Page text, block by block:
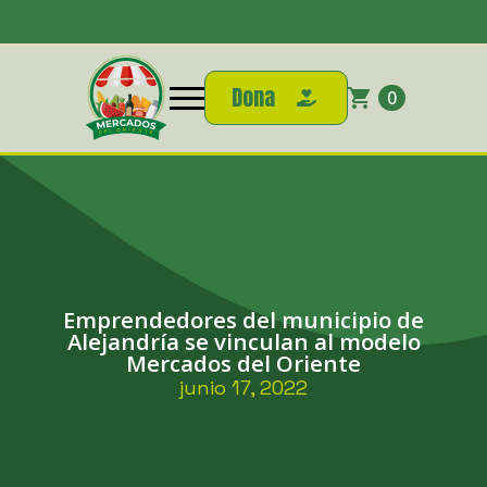
Dona 0
Emprendedores del municipio de
Alejandría se vinculan al modelo
Mercados del Oriente
junio 17, 2022